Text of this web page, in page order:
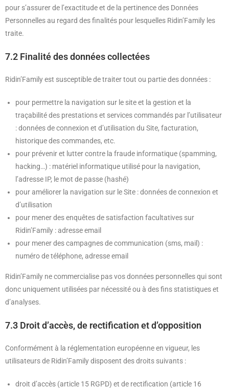
pour s’assurer de l’exactitude et de la pertinence des Données
Personnelles au regard des finalités pour lesquelles Ridin’Family les
traite.
7.2 Finalité des données collectées
Ridin’Family est susceptible de traiter tout ou partie des données :
pour permettre la navigation sur le site et la gestion et la
traçabilité des prestations et services commandés par l’utilisateur
: données de connexion et d’utilisation du Site, facturation,
historique des commandes, etc.
pour prévenir et lutter contre la fraude informatique (spamming,
hacking…) : matériel informatique utilisé pour la navigation,
l’adresse IP, le mot de passe (hashé)
pour améliorer la navigation sur le Site : données de connexion et
d’utilisation
pour mener des enquêtes de satisfaction facultatives sur
Ridin’Family : adresse email
pour mener des campagnes de communication (sms, mail) :
numéro de téléphone, adresse email
Ridin’Family ne commercialise pas vos données personnelles qui sont
donc uniquement utilisées par nécessité ou à des fins statistiques et
d’analyses.
7.3 Droit d’accès, de rectification et d’opposition
Conformément à la réglementation européenne en vigueur, les
utilisateurs de Ridin’Family disposent des droits suivants :
droit d’accès (article 15 RGPD) et de rectification (article 16